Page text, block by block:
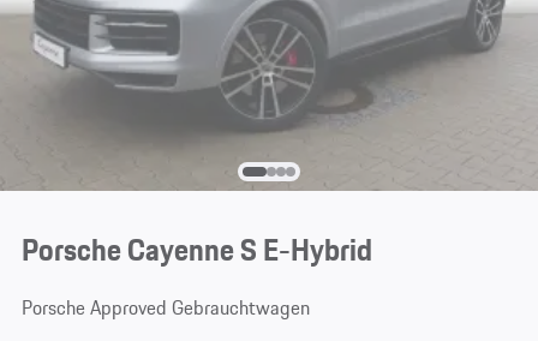
Porsche Cayenne S E-Hybrid
Porsche Approved Gebrauchtwagen